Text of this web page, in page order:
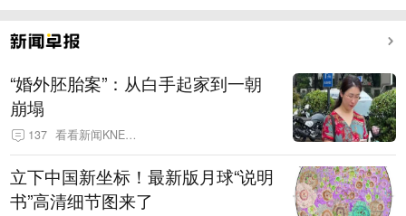
“婚外胚胎案”：从白手起家到一朝
崩塌
137 看看新闻KNEWS
立下中国新坐标！最新版月球“说明
书”高清细节图来了